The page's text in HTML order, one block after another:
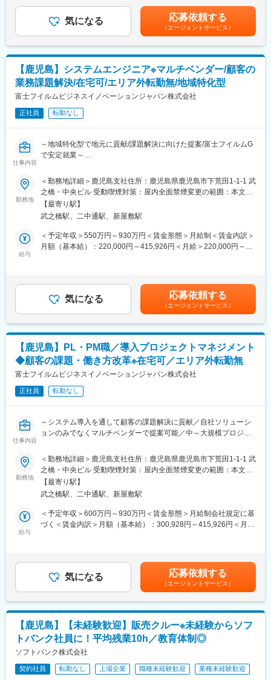
待遇・制度・ガバナンスが大幅に向上。
<元請け×顧客直結>
自治体・企業と直接やり取りするため、
「言われたものを作る」ではなく課題解決に踏み込めるエンジニ
アへ成長できます。
<上流工程に挑戦できる>
・要件定義／顧客折衝の経験を積める
・PGからSEへのステップアップに最適
<働きやすい環境>
営業とエンジニアの関係性も良好です。
ングなどでは、若手が積極的に発言を行うなど 心理的安全が保
たれた組織です。
変更の範囲：会社の定める業務
開発チームの橋渡し役を担います。アフターフォロー: 開発完了後
もクライアントのフォローを行い、追加の要件やサポートの提供
※鹿児島県内のクライアントがメインです。
▼具体的な業務内容
開発案件の獲得に向け、県内外のSierやクライアント企業への営
業と提案活動をおこなっていただきます。
要件定義・仕様策定
・クライアントとの打ち合わせを通じて、システムに必要な要件
ヒアリング
・業務フローやシステムの仕様を整理し、ドキュメント化クライ
案
見積提案
・要件定義をもとに、開発メンバーとの見積作成
・プログラミングを行う開発メンバーの調整・アサイン
・チームメンバーと連携し、プロジェクトを納期通りに進めるサ
ポート
■社内雰囲気・カルチャー：
直近１～2年、中途で入社された方は異業種の方々が多く、社内文
化が良い方向で変わり始めています。
鹿児島本社は60名／年齢層も20後半～30前半／平均年齢35歳／男
性7割/女性3割となっています。
社内の風通しがよく、意見が言いやすい会社です。社員同士も仲
が良く、そして高い技術を持つ社員も多いです。お互いに気にか
なっています。
変更の範囲：会社の定める業務
でも目安の金額であり、選考を通じて上下する可能性がありま
す。月給(月額)は固定手当を含めた表記です。
気になる 応募依頼する
（エージェントサービス）
【鹿児島】システムエンジニア※マルチベンダー/顧客の
業務課題解決/在宅可/エリア外転勤無/地域特化型
富士フイルムビジネスイノベーションジャパン株式会社
正社員 転勤なし
仕事内容
～地域特化型で地元に貢献/課題解決に向けた提案/富士フイルムG
で安定就業～
■ポジション説明（※本人の同意無に支社内の拠点以外への転勤無
ソリューション/サービスの最終責任部門として、商談プロセス全
体に関与し、お客様の様々な課題に対応しています。
地域密着型でありながら、富士フイルムGの福利厚生を享受で
き、スキルアップにも繋がるポジションです。
https://www.talent-book.jp/fujifilm/stories/55090?
utm_source=scout01&utm_medium=link&utm_campaign=recruit
（2）自社/他社製品を問わず地域のお客様の課題に応じた最適ソ
リューション提案支援と構築を担う
（3）システムやサービスの設計・構築・保守・運用の業務に携わ
なりたい姿/目標を話す機会もあり、成長支援をしてくれる組織風
土があります。
■業務内容
営業と同行し、お客様の業務内容や課題を理解し、最適ソリュー
ション提案に向けて、要件定義からシステムやサービスの
設計・構築、導入（必要に応じてベンダーへ依頼しコントロー
ル）保守・運用（サービスエンジニアへ連携）を担当します。
自分が携わった仕事やシステムがお客様にどのように活用され、
働き方や業務課題を改善できたか、ほぼ1時請けのため、お客様の
■詳細内容
担当業界：製造、金融、流通サービス、官公庁/公共、医療など
担当顧客：5～7 件程度（支社によって変動あり）
businessinnovation.saiyo.jp/solution/
リューションを組み合わせ、当社にしかできない提案が可能で
す。幅広い顧客基盤からアプローチし、競合他社が踏み込めてい
ない領域にも裁量を持って効率的かつ創造的な働き方を実現でき
ます。
変更の範囲：会社の定める業務
勤務地
＜勤務地詳細＞鹿児島支社住所：鹿児島県鹿児島市下荒田1-1-1 武
之橋・中央ビル 受動喫煙対策：屋内全面禁煙変更の範囲：本文参
照【最寄り駅】
武之橋駅、二中通駅、新屋敷駅
給与
＜予定年収＞550万円～930万円＜賃金形態＞月給制＜賃金内訳＞
月額（基本給）：220,000円～415,926円＜月給＞220,000円～
はあくまでも目安の金額であり、選考を通じて上下する可能性が
あります。月給(月額)は固定手当を含めた表記です。
気になる 応募依頼する
（エージェントサービス）
【鹿児島】PL・PM職／導入プロジェクトマネジメント
◆顧客の課題・働き方改革※在宅可／エリア外転勤無
富士フイルムビジネスイノベーションジャパン株式会社
正社員 転勤なし
仕事内容
～システム導入を通して顧客の課題解決に貢献／自社ソリューシ
ョンのみでなくマルチベンダーで提案可能／中～大規模プロジェ
わえる～
■業務内容
中規模案件及び高難易度/大型プロジェクトにおいて、構成する各
領域の技術リーダー・メンバー、社内のシステムエンジニアとの
協働に留まらず、社外パートナー企業との連携・協業により、
QCDをコントロールしながら、プロジェクトリードして頂きま
・課題解決に向けた最適ソリューション提案
・要件定義からシステムやサービスの設計・構築、導入、保守・
運用に至るまで一連のプロジェクトの進捗管理、課題管理
製造：生産見える化
金融：金融事務デジタル化
公共：電子申請
その他：ネットワーク・サーバー等や電帳法、文書管理等
★新しい技術分野も活用し、お客様の課題に合わせた最適なソリ
ューションを提供します。
勤務地
＜勤務地詳細＞鹿児島支社住所：鹿児島県鹿児島市下荒田1-1-1 武
之橋・中央ビル 受動喫煙対策：屋内全面禁煙変更の範囲：本文参
照【最寄り駅】
武之橋駅、二中通駅、新屋敷駅
給与
＜予定年収＞600万円～930万円＜賃金形態＞月給制会社規定に基
づく＜賃金内訳＞月額（基本給）：300,928円～415,926円＜月給
でも目安の金額であり、選考を通じて上下する可能性がありま
す。月給(月額)は固定手当を含めた表記です。
気になる 応募依頼する
（エージェントサービス）
【鹿児島】【未経験歓迎】販売クルー※未経験からソフ
トバンク社員に！平均残業10h／教育体制◎
ソフトバンク株式会社
契約社員 転勤なし 上場企業 職種未経験歓迎 業種未経験歓迎